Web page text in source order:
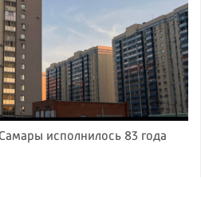
исполнилось 83 года